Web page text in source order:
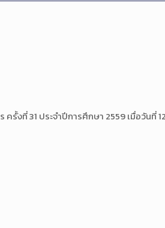
ร ครั้งที่ 31 ประจำปีการศึกษา 2559 เมื่อวันที่